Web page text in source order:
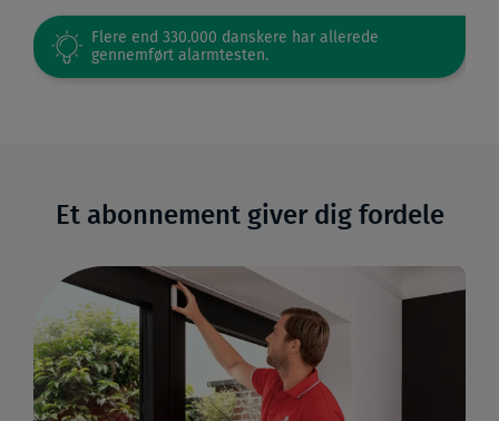
Et abonnement giver dig fordele